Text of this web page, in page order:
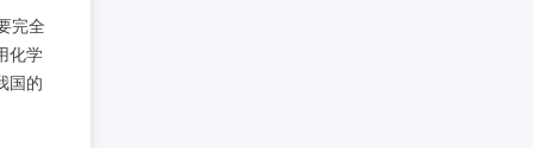
完全
化学
国的